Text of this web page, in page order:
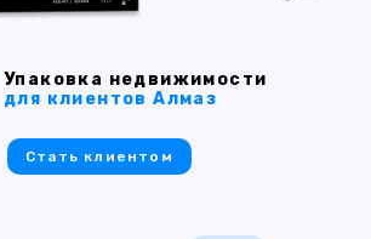
Упаковка недвижимости
для клиентов Алмаз
Стать клиентом